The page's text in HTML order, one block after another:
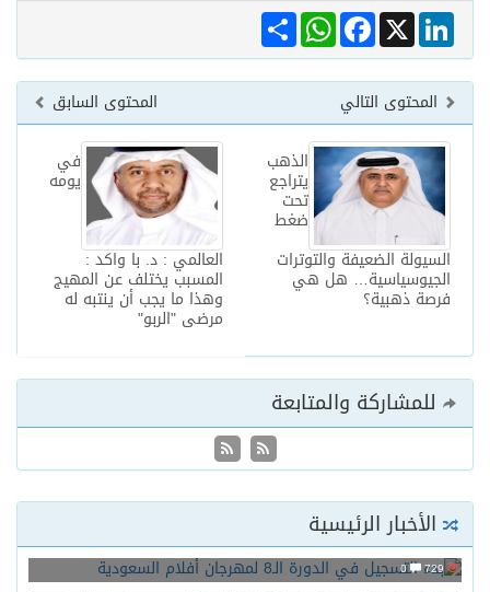
Share
WhatsAppFacebook X
LinkedIn
المحتوى السابق
المحتوى التالي
في
يومه
العالمي : د. با واكد :
المسبب يختلف عن المهيج
وهذا ما يجب أن ينتبه له
مرضى "الربو"
الذهب
يتراجع
تحت
ضغط
السيولة الضعيفة والتوترات
الجيوسياسية… هل هي
فرصة ذهبية؟
للمشاركة والمتابعة
الأخبار الرئيسية
729
0
بدء التسجيل في الدورة الـ8 لمهرجان أفلام السعودية
الكفاح نيوز تستعرض انجازاتها خلال 3 أشهر من إنطلاقتها .